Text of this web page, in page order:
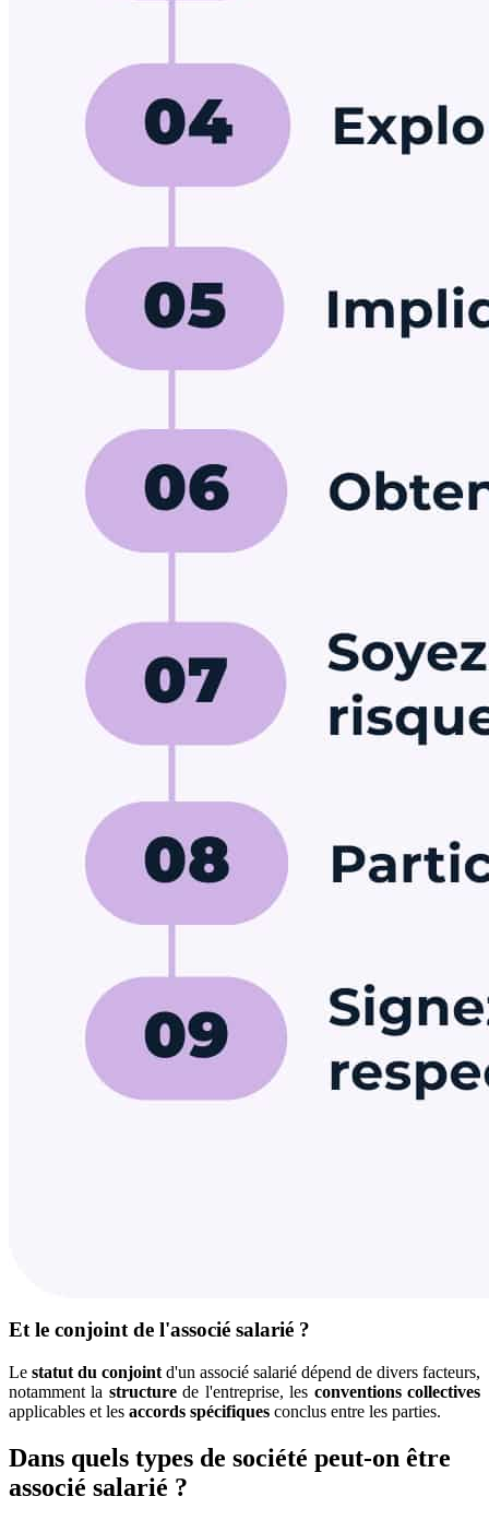
Et le conjoint de l'associé salarié ?
Le statut du conjoint d'un associé salarié dépend de divers facteurs,
notamment la structurede l'entreprise, les conventions collectives
applicables et les accords spécifiques conclus entre les parties.
Dans quels types de société peut-on être
associé salarié ?